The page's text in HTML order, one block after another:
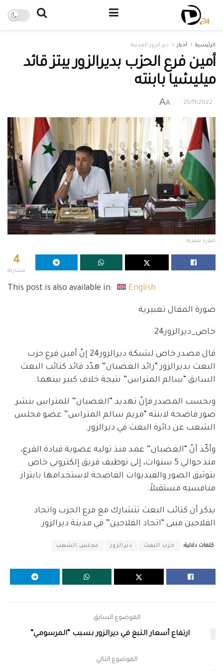
الرئيسية أخبار دير الزور المدينة
أمين فرع الحزب بديرالزور يبتز قائد
ميليشيا بابنته
25/11/2022
A
A
صورة تعبيرية
4
مشاركة
This post is also available in: English
صورة المقال تعبيرية
خاص_ديرالزور24
قال مصدر خاص لشبكة ديرالزور24 إنّ أمين فرع حزب
البعث بديرالزور “رائد الغضبان” هدّد قائد كتائب البعث
السابق “سالم المتراس” نتيجة خلاف كبير بينهما.
وبحسب المصدر فإنّ تهديد “الغضبان” للمتراس بنشر
صور فاضحة لابنته “مريم سالم المتراس” عضو مجلس
الشعب عن دائرة البعث في ديرالزور.
وأكّد أنّ “الغضبان” عمد منذ توليه عضوية قيادة الفرع،
منذ حوالي 5 سنوات، إلى توظيف فريق إلكتروني خاص
بتوثيق الصور والفيديوات الفاضحة لاستخدامها بابتزاز
منافسيه مستقبلاً.
يذكر أن كتائب البعث تتشارك مع فرع الحزب واتحاد
الفلاحين مبنى “اتحاد الفلاحين” في مدينة ديرالزور.
كلمات دلالية: حزب البعث ديرالزور مجلس الشعب
الموضوع السابق
ارتفاع أسعار التبغ في ديرالزور بسبب “المرسومي”
الموضوع التالي